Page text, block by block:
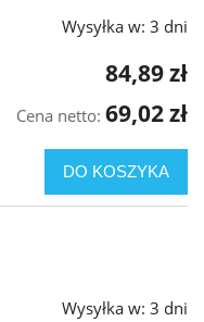
Wysyłka w: 3 dni
84,89 zł
Cena netto: 69,02 zł
DO KOSZYKA
Wysyłka w: 3 dni